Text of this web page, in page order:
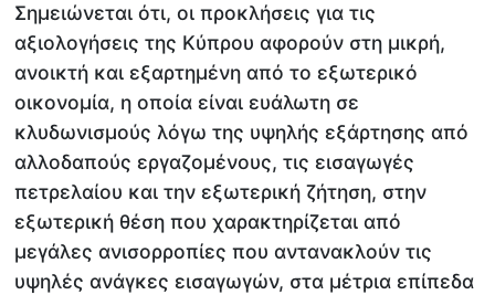
Σημειώνεται ότι, οι προκλήσεις για τις
αξιολογήσεις της Κύπρου αφορούν στη μικρή,
ανοικτή και εξαρτημένη από το εξωτερικό
οικονομία, η οποία είναι ευάλωτη σε
κλυδωνισμούς λόγω της υψηλής εξάρτησης από
αλλοδαπούς εργαζομένους, τις εισαγωγές
πετρελαίου και την εξωτερική ζήτηση, στην
εξωτερική θέση που χαρακτηρίζεται από
μεγάλες ανισορροπίες που αντανακλούν τις
υψηλές ανάγκες εισαγωγών, στα μέτρια επίπεδα